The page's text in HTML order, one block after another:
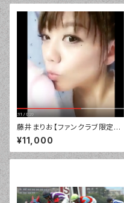
藤井まりお【ファンクラブ限定】
デジタル「お休みなさい」バージ
ョン！¥10800
¥11,000